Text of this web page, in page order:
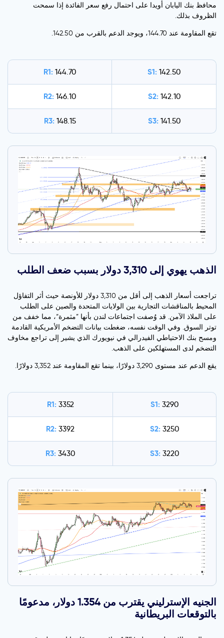
محافظ بنك اليابان أويدا على احتمال رفع سعر الفائدة إذا سمحت
الظروف بذلك.
تقع المقاومة عند 144.70، ويوجد الدعم بالقرب من 142.50.
R1: 144.70 S1: 142.50
R2: 146.10 S2: 142.10
R3: 148.15 S3: 141.50
الذهب يهوي إلى 3,310 دولار بسبب ضعف الطلب
تراجعت أسعار الذهب إلى أقل من 3,310 دولار للأونصة حيث أثر التفاؤل
المحيط بالمناقشات التجارية بين الولايات المتحدة والصين على الطلب
على الملاذ الآمن. قد وُصفت اجتماعات لندن بأنها ”مثمرة“، مما خفف من
توتر السوق. وفي الوقت نفسه، ضغطت بيانات التضخم الأمريكية القادمة
ومسح بنك الاحتياطي الفيدرالي في نيويورك الذي يشير إلى تراجع مخاوف
التضخم لدى المستهلكين على الذهب.
يقع الدعم عند مستوى 3,290 دولارًا، بينما تقع المقاومة عند 3,352 دولارًا.
R1: 3352 S1: 3290
R2: 3392 S2: 3250
R3: 3430 S3: 3220
الجنيه الإسترليني يقترب من 1.354 دولار، مدعومًا
بالتوقعات البريطانية